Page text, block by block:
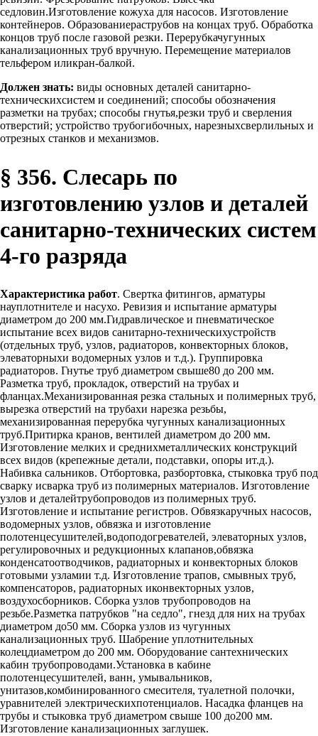
седловин.Изготовление кожуха для насосов. Изготовление
контейнеров. Образованиераструбов на концах труб. Обработка
концов труб после газовой резки. Перерубкачугунных
канализационных труб вручную. Перемещение материалов
тельфером иликран-балкой.
Должен знать: виды основных деталей санитарно-
техническихсистем и соединений; способы обозначения
разметки на трубах; способы гнутья,резки труб и сверления
отверстий; устройство трубогибочных, нарезныхсверлильных и
отрезных станков и механизмов.
§ 356. Слесарь по
изготовлению узлов и деталей
санитарно-технических систем
4-го разряда
Характеристика работ. Свертка фитингов, арматуры
науплотнителе и насухо. Ревизия и испытание арматуры
диаметром до 200 мм.Гидравлическое и пневматическое
испытание всех видов санитарно-техническихустройств
(отдельных труб, узлов, радиаторов, конвекторных блоков,
элеваторныхи водомерных узлов и т.д.). Группировка
радиаторов. Гнутье труб диаметром свыше80 до 200 мм.
Разметка труб, прокладок, отверстий на трубах и
фланцах.Механизированная резка стальных и полимерных труб,
вырезка отверстий на трубахи нарезка резьбы,
механизированная перерубка чугунных канализационных
труб.Притирка кранов, вентилей диаметром до 200 мм.
Изготовление мелких и среднихметаллических конструкций
всех видов (крепежные детали, подставки, опоры ит.д.).
Набивка сальников. Отбортовка, разбортовка, стыковка труб под
сварку исварка труб из полимерных материалов. Изготовление
узлов и деталейтрубопроводов из полимерных труб.
Изготовление и испытание регистров. Обвязкаручных насосов,
водомерных узлов, обвязка и изготовление
полотенцесушителей,водоподогревателей, элеваторных узлов,
регулировочных и редукционных клапанов,обвязка
конденсатоотводчиков, радиаторных и конвекторных блоков
готовыми узламии т.д. Изготовление трапов, смывных труб,
компенсаторов, радиаторных иконвекторных узлов,
воздухосборников. Сборка узлов трубопроводов на
резьбе.Разметка патрубков "на седло", гнезд для них на трубах
диаметром до50 мм. Сборка узлов из чугунных
канализационных труб. Шабрение уплотнительных
колецдиаметром до 200 мм. Оборудование сантехнических
кабин трубопроводами.Установка в кабине
полотенцесушителей, ванн, умывальников,
унитазов,комбинированного смесителя, туалетной полочки,
уравнителей электрическихпотенциалов. Насадка фланцев на
трубы и стыковка труб диаметром свыше 100 до200 мм.
Изготовление канализационных заглушек.